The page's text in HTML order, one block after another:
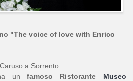
"The voice of love with Enrico
a Sorrento
unfamoso Ristorante Museo